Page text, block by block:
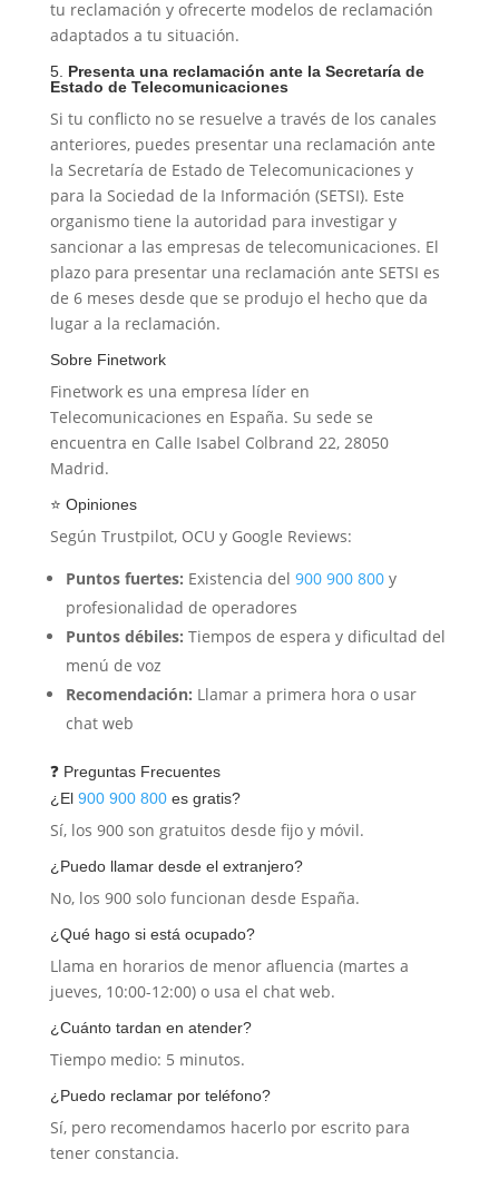
tu reclamación y ofrecerte modelos de reclamación
adaptados a tu situación.
5. Presenta una reclamación ante la Secretaría de
Estado de Telecomunicaciones
Si tu conflicto no se resuelve a través de los canales
anteriores, puedes presentar una reclamación ante
la Secretaría de Estado de Telecomunicaciones y
para la Sociedad de la Información (SETSI). Este
organismo tiene la autoridad para investigar y
sancionar a las empresas de telecomunicaciones. El
plazo para presentar una reclamación ante SETSI es
de 6 meses desde que se produjo el hecho que da
lugar a la reclamación.
Sobre Finetwork
Finetwork es una empresa líder en
Telecomunicaciones en España. Su sede se
encuentra en Calle Isabel Colbrand 22, 28050
Madrid.
⭐ Opiniones
Según Trustpilot, OCU y Google Reviews:
Puntos fuertes: Existencia del 900 900 800y
profesionalidad de operadores
Puntos débiles: Tiempos de espera y dificultad del
menú de voz
Recomendación: Llamar a primera hora o usar
chat web
❓ Preguntas Frecuentes
¿El 900 900 800es gratis?
Sí, los 900 son gratuitos desde fijo y móvil.
¿Puedo llamar desde el extranjero?
No, los 900 solo funcionan desde España.
¿Qué hago si está ocupado?
Llama en horarios de menor afluencia (martes a
jueves, 10:00-12:00) o usa el chat web.
¿Cuánto tardan en atender?
Tiempo medio: 5 minutos.
¿Puedo reclamar por teléfono?
Sí, pero recomendamos hacerlo por escrito para
tener constancia.